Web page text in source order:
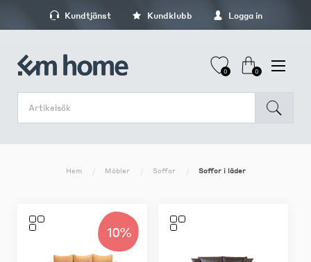
Kundtjänst Kundklubb Logga in
0 0
Hem Möbler Soffor Soffor i läder
10%